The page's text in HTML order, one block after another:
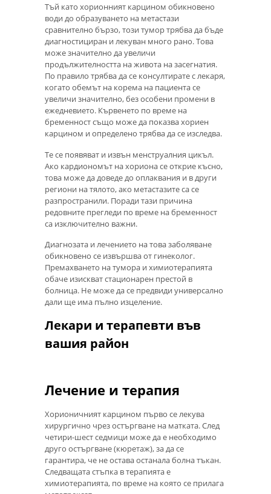
Тъй като хорионният карцином обикновено
води до образуването на метастази
сравнително бързо, този тумор трябва да бъде
диагностициран и лекуван много рано. Това
може значително да увеличи
продължителността на живота на засегнатия.
По правило трябва да се консултирате с лекаря,
когато обемът на корема на пациента се
увеличи значително, без особени промени в
ежедневието. Кървенето по време на
бременност също може да показва хориен
карцином и определено трябва да се изследва.
Те се появяват и извън менструалния цикъл.
Ако кардиономът на хориона се открие късно,
това може да доведе до оплаквания и в други
региони на тялото, ако метастазите са се
разпространили. Поради тази причина
редовните прегледи по време на бременност
са изключително важни.
Диагнозата и лечението на това заболяване
обикновено се извършва от гинеколог.
Премахването на тумора и химиотерапията
обаче изискват стационарен престой в
болница. Не може да се предвиди универсално
дали ще има пълно изцеление.
Лекари и терапевти във
вашия район
Лечение и терапия
Хорионичният карцином първо се лекува
хирургично чрез остъргване на матката. След
четири-шест седмици може да е необходимо
друго остъргване (кюретаж), за да се
гарантира, че не остава останала болна тъкан.
Следващата стъпка в терапията е
химиотерапията, по време на която се прилага